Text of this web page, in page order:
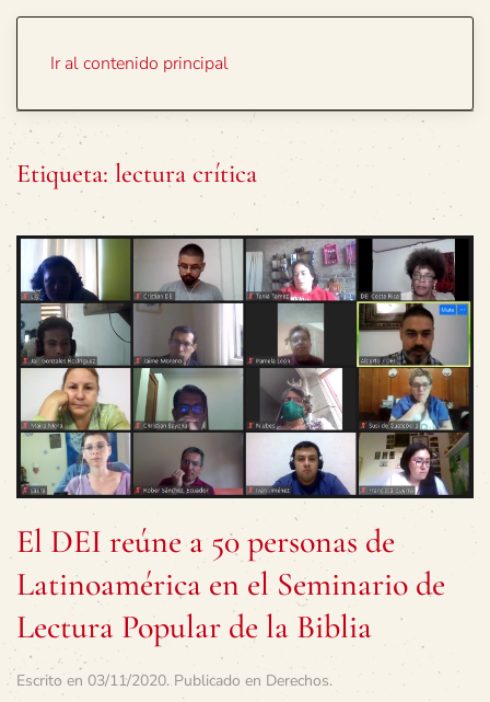
Ir al contenido principal
Etiqueta: lectura crítica
El DEI reúne a 50 personas de
Latinoamérica en el Seminario de
Lectura Popular de la Biblia
Escrito en 03/11/2020. Publicado en Derechos.